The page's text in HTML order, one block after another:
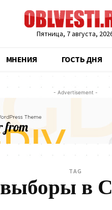
Пятница, 7 августа,
МНЕНИЯ ГОСТЬ ДНЯ
- Advertisement -
TAG
выборы в